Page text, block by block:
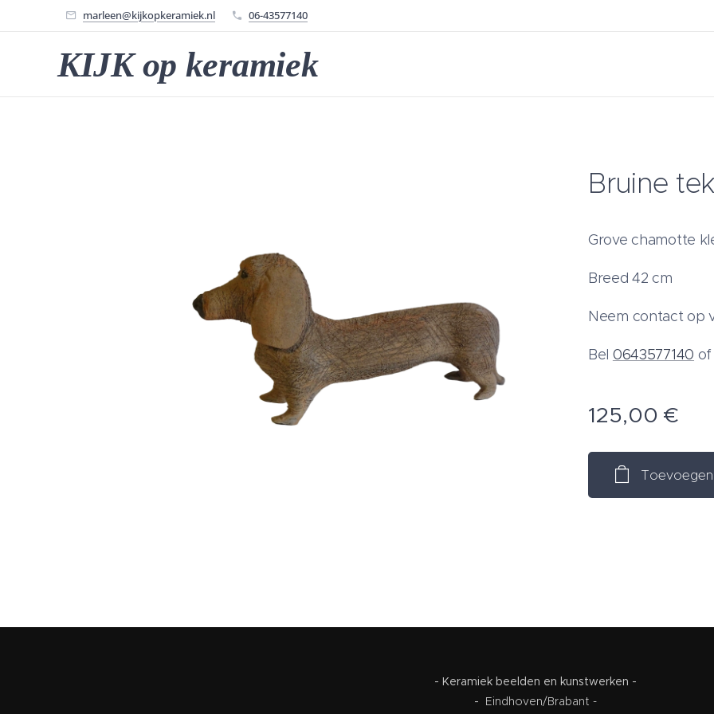
marleen@kijkopkeramiek.nl 06-43577140
KIJK op keramiek
Bruine
Grove chamotte
Breed 42 cm
Neem contact op
Bel 0643577140 of
125,00 €
- Keramiek beelden en kunstwerken -
- Eindhoven/Brabant -